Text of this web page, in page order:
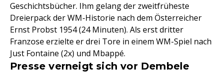
Geschichtsbücher. Ihm gelang der zweitfrüheste
Dreierpack der WM-Historie nach dem Österreicher
Ernst Probst 1954 (24 Minuten). Als erst dritter
Franzose erzielte er drei Tore in einem WM-Spiel nach
Just Fontaine (2x) und Mbappé.
Presse verneigt sich vor Dembele